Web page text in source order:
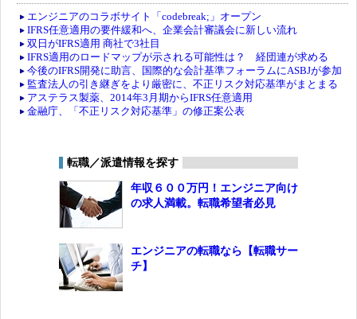
エンジニアのコラボサイト「codebreak;」オープン
IFRS任意適用の要件緩和へ、企業会計審議会に新しい流れ
双日がIFRS適用 商社で3社目
IFRS適用のロードマップが示される可能性は？ 経団連が求める
今後のIFRS開発に助言、国際的な会計基準フォーラムにASBJが参加
監査法人の引き継ぎをより厳密に、不正リスク対応基準がまとまる
アステラス製薬、2014年3月期からIFRS任意適用
金融庁、「不正リスク対応基準」の修正案公表
転職／派遣情報を探す
年収６００万円！エンジニア向け
の求人満載。転職希望者必見
エンジニアの転職なら【転職サー
チ】